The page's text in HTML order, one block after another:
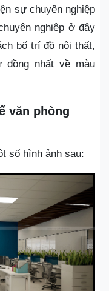
sự chuyên nghiệp
nghiệp ở đây
bố trí đồ nội thất,
đồng nhất về màu
văn phòng
số hình ảnh sau: